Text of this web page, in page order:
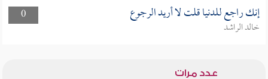
0
إنك راجع للدنيا قلت لا أريد الرجوع
خالد الراشد
عدد مرات